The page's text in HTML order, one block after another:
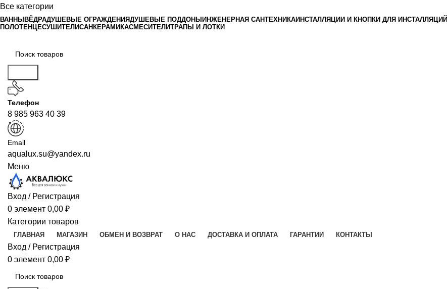
Все категории
ВАННЫ ВЁДРАДУШЕВЫЕ ОГРАЖДЕНИЯДУШЕВЫЕ ПОДДОНЫ ИНЖЕНЕРНАЯ САНТЕХНИКАИНСТАЛЛЯЦИИ И КНОПКИ ДЛЯ ИНСТАЛЛЯЦИЙ
ПОЛОТЕНЦЕСУШИТЕЛИСАНКЕРАМИКАСМЕСИТЕЛИТРАПЫ И ЛОТКИ
Телефон
8 985 963 40 39
Email
aqualux.su@yandex.ru
Меню
Вход / Регистрация
0 элемент 0,00 ₽
Категории товаров
ГЛАВНАЯ МАГАЗИН ОБМЕН И ВОЗВРАТ О НАС ДОСТАВКА И ОПЛАТА ГАРАНТИИ КОНТАКТЫ
Вход / Регистрация
0 элемент 0,00 ₽